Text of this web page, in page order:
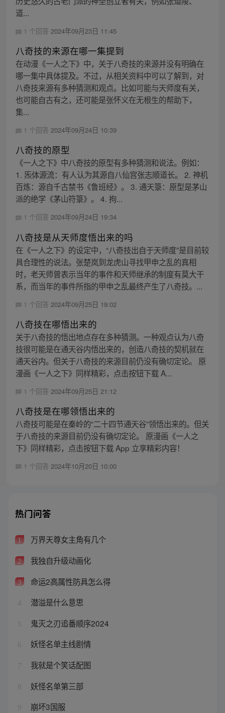
道...
1 个回答 2024年09月23日 11:45
八奇技的来源在哪一集提到
在动漫《一人之下》中，关于八奇技的来源并没有明确在
哪一集中具体提及。不过，从相关资料中可以了解到，对
八奇技来源有多种猜测和观点。比如可能与天师度有关，
也可能自古有之，还可能是张怀义在无根生的帮助下，
集...
1 个回答 2024年09月24日 10:39
八奇技的原型
《一人之下》中八奇技的原型有多种猜测和说法。例如：
1. 炁体源流：有人认为其源自八仙宫张志顺道长。 2. 神机
百炼：源自千古禁书《鲁班经》。 3. 通天箓：原型是茅山
派的绝学《茅山符箓》。 4. 拘...
1 个回答 2024年09月24日 19:34
八奇技是从天师度悟出来的吗
在《一人之下》的设定中，“八奇技出自于天师度”是目前较
具合理性的说法。张楚岚到龙虎山寻找甲申之乱的真相
时，老天师曾表示当年的事件和天师继承的制度有莫大干
系，而当年的事件所指的甲申之乱最终产生了八奇技。...
1 个回答 2024年09月25日 19:02
八奇技在哪悟出来的
关于八奇技的悟出地点存在多种猜测。一种观点认为八奇
技很可能是在通天谷内悟出来的，创造八奇技的契机就在
通天谷内。但关于八奇技的来源目前仍没有确切定论。 原
漫画《一人之下》同样精彩，点击按钮下载 A...
1 个回答 2024年09月25日 21:12
八奇技是在哪领悟出来的
八奇技可能是在秦岭的“二十四节通天谷”领悟出来的。但关
于八奇技的来源目前仍没有确切定论。 原漫画《一人之
下》同样精彩，点击按钮下载 App 立享精彩内容！
1 个回答 2024年10月20日 10:00
热门问答
1 万界天尊女主角有几个
2 我独自升级动画化
3 命运2高属性防具怎么得
4 潜溢是什么意思
5 鬼灭之刃追番顺序2024
6 妖怪名单主线剧情
7 我就是个笑话配图
8 妖怪名单第三部
9 崩坏3国服